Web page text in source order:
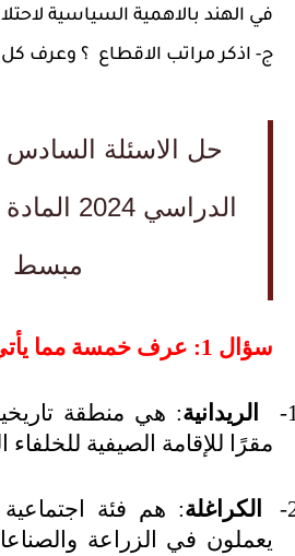
في الهند بالاهمية السياسية
ج- اذكر مراتب الاقطاع ؟ وعرف كل
حل الاسئلة السادس
الدراسي
مبسط
سؤال 1: عرف خمسة مما يأتي:
الريدانية: هي منطقة
مقرًا للإقامة الصيفية للخلفاء
الكراغلة: هم فئة اجتماعية
يعملون في الزراعة